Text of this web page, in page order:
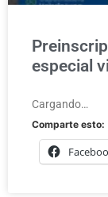
especial
Cargando…
Comparte esto: